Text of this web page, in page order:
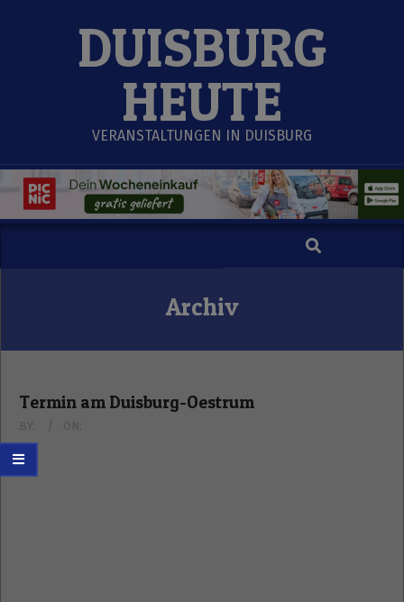
DUISBURG
HEUTE
VERANSTALTUNGEN IN DUISBURG
Search
Archiv
Termin am Duisburg-Oestrum
BY: ON: